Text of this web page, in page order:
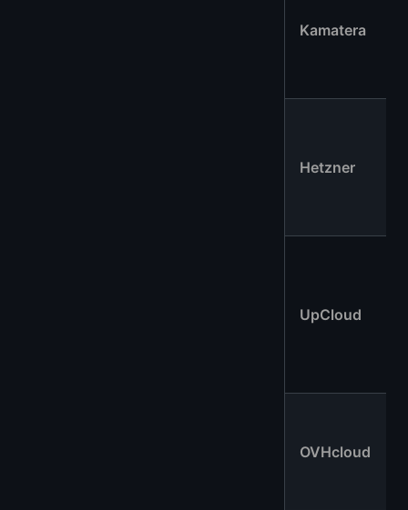
Kamatera
Hetzner
UpCloud
OVHcloud